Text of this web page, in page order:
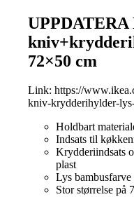
UPPDATERA
72×50 cm
Link: https://
kniv-krydderihylder-
Holdbart
Indsats til
Krydderiindsats
plast
Lys
Stor størrelse på